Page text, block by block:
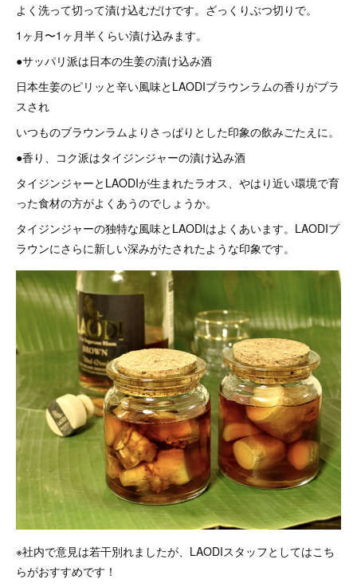
よく洗って切って漬け込むだけです。ざっくりぶつ切りで。
1ヶ月〜1ヶ月半くらい漬け込みます。
●サッパリ派は日本の生姜の漬け込み酒
日本生姜のピリッと辛い風味とLAODIブラウンラムの香りがプラ
スされ
いつものブラウンラムよりさっぱりとした印象の飲みごたえに。
●香り、コク派はタイジンジャーの漬け込み酒
タイジンジャーとLAODIが生まれたラオス、やはり近い環境で育
った食材の方がよくあうのでしょうか。
タイジンジャーの独特な風味とLAODIはよくあいます。LAODIブ
ラウンにさらに新しい深みがたされたような印象です。
※社内で意見は若干別れましたが、LAODIスタッフとしてはこち
らがおすすめです！